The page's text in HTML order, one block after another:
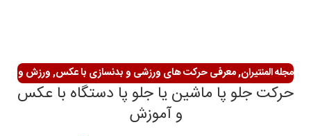
مجله المنتیران,معرفی حرکت های ورزشی و بدنسازی با عکس,ورزش و
سلامتی
حرکت جلو پا ماشین یا جلو پا دستگاه با عکس
و آموزش